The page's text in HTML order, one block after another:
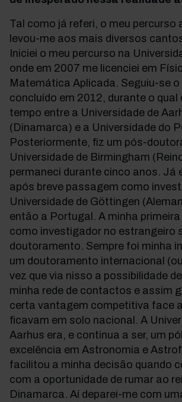
Tal como já referi, o meu percurso
levou-me aos mais diversos
Iniciei o meu percurso na
onde em 2007 me licenciei em
Matemática Aplicada. Seguiu-se
concluído em 2012, durante o qual
tempo entre a Universidade de
(Dinamarca) e a Universidade do
Posteriormente, fiz um pós-
Universidade de Birmingham
permaneci durante cinco anos. Já
após breve passagem como
Universidade de Göttingen
então a Portugal. A minha
como investigador no estrangeiro
doutoramento. Sempre foi minha
um doutoramento internacional
vez que via nisso a possibilidade
minha rede de contactos e assim
certa vantagem competitiva face
ficavam em solo nacional. A
Aarhus era, e continua a ser, um
excelência em Astronomia e
facilitou a minha decisão quando
com a oportunidade de rumar ao
Dinamarca. Aí deparei-me com